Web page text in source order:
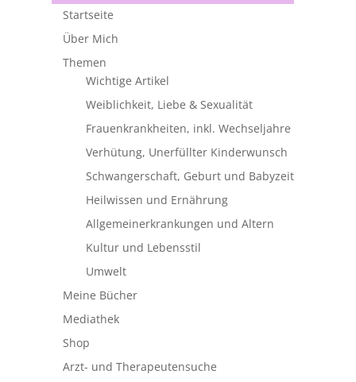
Startseite
Über Mich
Themen
Wichtige Artikel
Weiblichkeit, Liebe & Sexualität
Frauenkrankheiten, inkl. Wechseljahre
Verhütung, Unerfüllter Kinderwunsch
Schwangerschaft, Geburt und Babyzeit
Heilwissen und Ernährung
Allgemeinerkrankungen und Altern
Kultur und Lebensstil
Umwelt
Meine Bücher
Mediathek
Shop
Arzt- und Therapeutensuche